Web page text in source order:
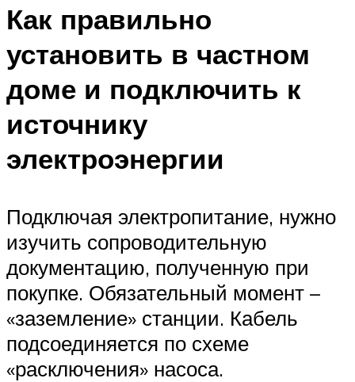
Как правильно
установить в частном
доме и подключить к
источнику
электроэнергии
Подключая электропитание, нужно
изучить сопроводительную
документацию, полученную при
покупке. Обязательный момент –
«заземление» станции. Кабель
подсоединяется по схеме
«расключения» насоса.